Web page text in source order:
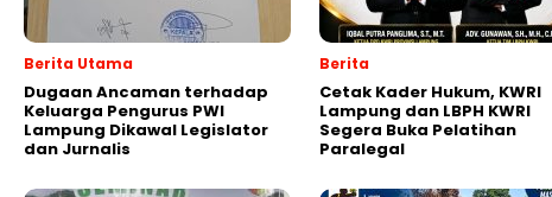
Berita Utama
Dugaan Ancaman terhadap
Keluarga Pengurus PWI
Lampung Dikawal Legislator
dan Jurnalis
Berita
Cetak Kader Hukum, KWRI
Lampung dan LBPH KWRI
Segera Buka Pelatihan
Paralegal